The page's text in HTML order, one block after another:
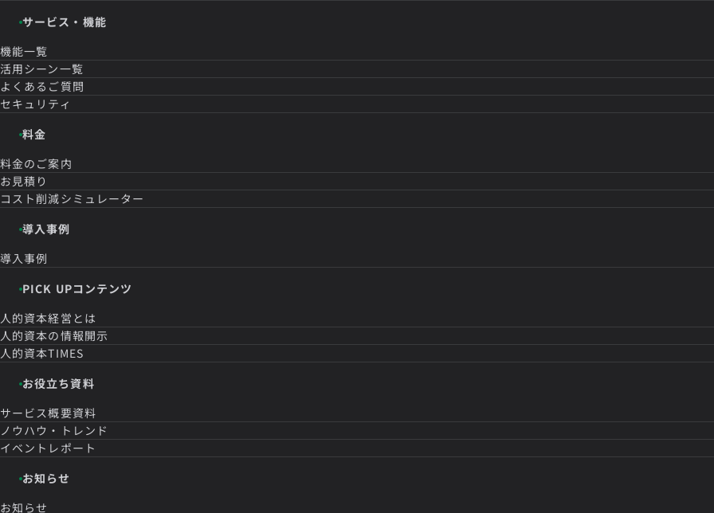
サービス・機能
機能一覧
活用シーン一覧
よくあるご質問
セキュリティ
料金
料金のご案内
お見積り
コスト削減シミュレーター
導入事例
導入事例
PICK UPコンテンツ
人的資本経営とは
人的資本の情報開示
人的資本TIMES
お役立ち資料
サービス概要資料
ノウハウ・トレンド
イベントレポート
お知らせ
お知らせ